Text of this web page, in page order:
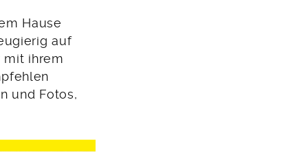
Hause
auf
mit ihrem
und Fotos,